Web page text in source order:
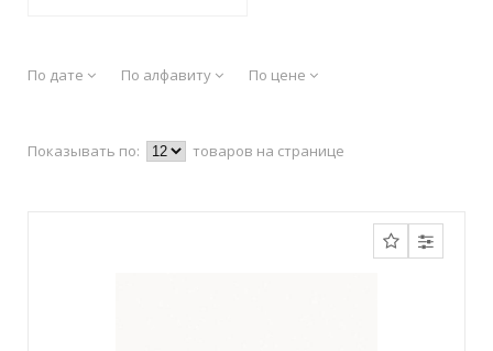
По дате По алфавиту По цене
Показывать по: товаров на странице